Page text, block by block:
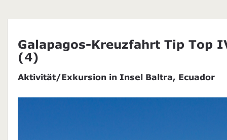
Galapagos-Kreuzfahrt Tip Top
(4)
Aktivität/Exkursion in Insel Baltra, Ecuador